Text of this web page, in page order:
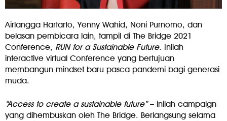
Airlangga Hartarto, Yenny Wahid, Noni Purnomo, dan
belasan pembicara lain, tampil di The Bridge 2021
Conference, RUN for a Sustainable Future. Inilah
interactive virtual Conference yang bertujuan
membangun mindset baru pasca pandemi bagi generasi
muda.
“Access to create a sustainable future”– inilah campaign
yang dihembuskan oleh The Bridge. Berlangsung selama